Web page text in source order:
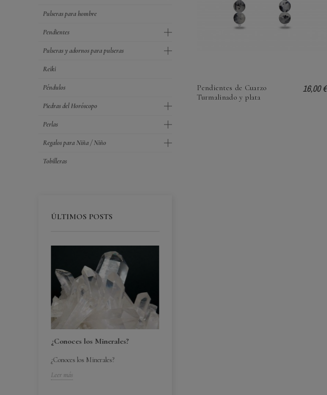
Pulseras para hombre
Pendientes
Pulseras y adornos para pulseras
Reiki
Péndulos
Piedras del Horóscopo
Perlas
Regalos para Niña / Niño
Tobilleras
ÚLTIMOS POSTS
¿Conoces los Minerales?
¿Conoces los Minerales?
Leer más
Pendientes de Cuarzo
Turmalinado y plata
16,00 €